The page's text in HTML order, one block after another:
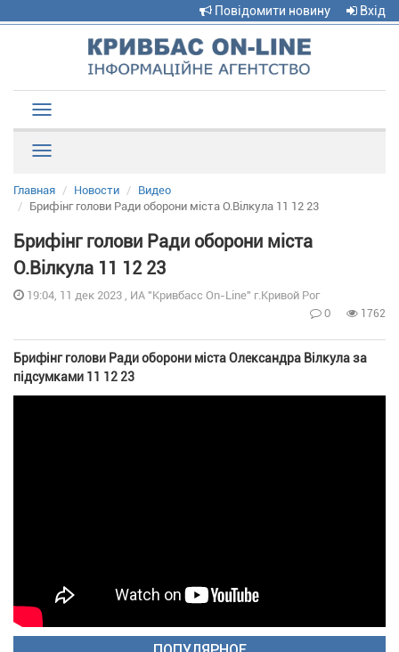
Повідомити новину Вхід
navigation
Главная Новости
Видео
Брифінг голови Ради оборони міста О.Вілкула 11 12 23
Брифінг голови Ради оборони міста
О.Вілкула 11 12 23
19:04, 11 дек 2023 , ИА "Кривбасс On-Line" г.Кривой Рог
0 1762
Брифінг голови Ради оборони міста Олександра Вілкула за
підсумками 11 12 23